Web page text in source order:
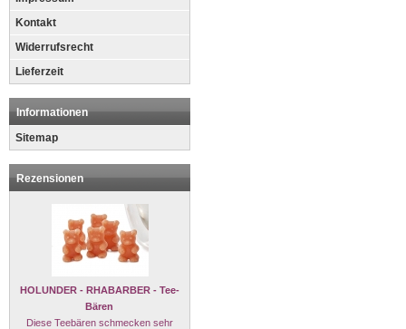
Kontakt
Widerrufsrecht
Lieferzeit
Informationen
Sitemap
Rezensionen
HOLUNDER - RHABARBER - Tee-
Bären
Diese Teebären schmecken sehr